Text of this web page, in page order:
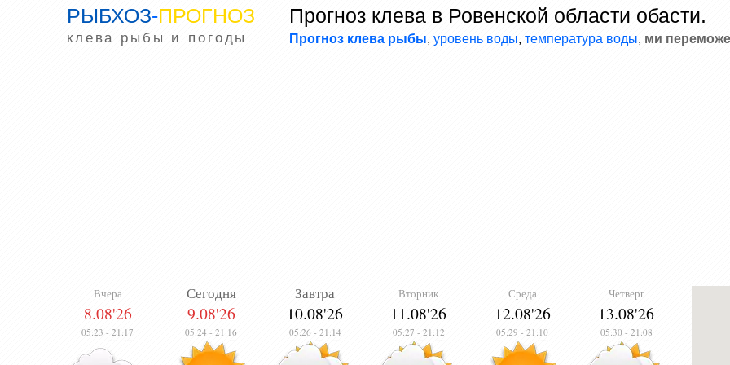
РЫБХОЗ-ПРОГНОЗ
клева рыбы и погоды
Прогноз клева в Ровенской области обасти.
Прогноз клева рыбы, уровень воды, температура воды, ми
Вчера
8.08'26
05:23 - 21:17
Сегодня
9.08'26
05:24 -21:16
Завтра
10.08'26
05:26- 21:14
Вторник
11.08'26
05:27 - 21:12
Среда
12.08'26
05:29 -21:10
Четверг
13.08'26
05:30- 21:08